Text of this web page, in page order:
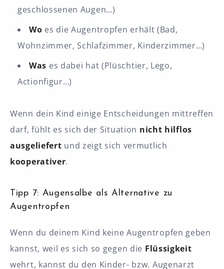
geschlossenen Augen…)
Wo es die Augentropfen erhält (Bad,
Wohnzimmer, Schlafzimmer, Kinderzimmer…)
Was es dabei hat (Plüschtier, Lego,
Actionfigur…)
Wenn dein Kind einige Entscheidungen mittreffen
darf, fühlt es sich der Situation nicht hilflos
ausgeliefert und zeigt sich vermutlich
kooperativer.
Tipp 7: Augensalbe als Alternative zu
Augentropfen
Wenn du deinem Kind keine Augentropfen geben
kannst, weil es sich so gegen die Flüssigkeit
wehrt, kannst du den Kinder- bzw. Augenarzt